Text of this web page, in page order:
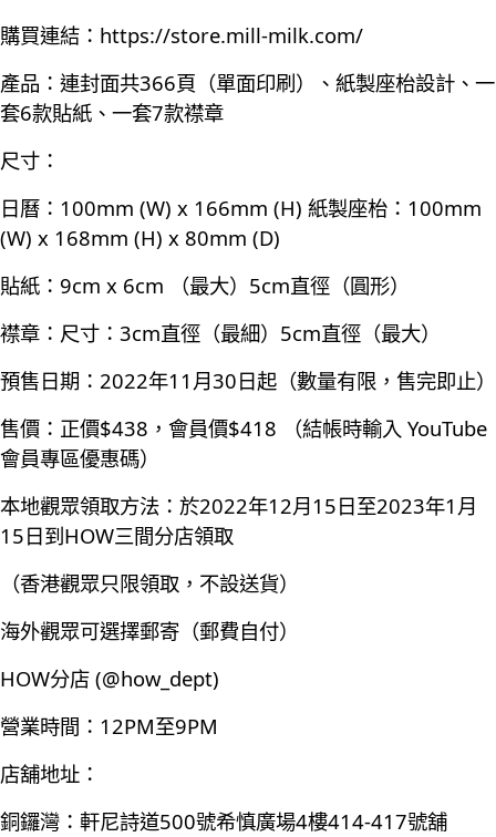
購買連結： https://store.mill-milk.com/
產品：連封面共366頁（單面印刷）、紙製座枱設計、一
套6款貼紙、一套7款襟章
尺寸：
日曆：100mm (W) x 166mm (H) 紙製座枱：100mm
(W) x 168mm (H) x 80mm (D)
貼紙：9cm x 6cm （最大）5cm直徑（圓形）
襟章：尺寸：3cm直徑（最細）5cm直徑（最大）
預售日期：2022年11月30日起（數量有限，售完即止）
售價：正價$438，會員價$418 （結帳時輸入 YouTube
會員專區優惠碼）
本地觀眾領取方法：於2022年12月15日至2023年1月
15日到HOW三間分店領取
（香港觀眾只限領取，不設送貨）
海外觀眾可選擇郵寄（郵費自付）
HOW分店 (@how_dept)
營業時間：12PM至9PM
店舖地址：
銅鑼灣：軒尼詩道500號希慎廣場4樓414-417號舖